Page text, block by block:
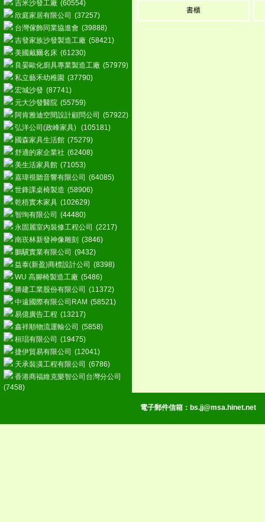
吉米沙發工廠 (60554)
欣庭家居有限公司 (37257)
台灣傢飾同業協進會 (39888)
吉發家族沙發製造工廠 (58421)
美國戴爾名床 (61230)
良晏歐化廚具專業製造工廠 (57979)
私立藝禾幼稚園 (37790)
宏城沙發 (87741)
元大沙發醫院 (55759)
阿肯雅迪空間設計顧問公司 (57922)
弘洋公司(政峰家具) (105181)
國森家具生活館 (75279)
舒適的家企業社 (62408)
美生活家具館 (71053)
嘉瑋視聽音響有限公司 (64085)
世鋒課桌椅製造 (58906)
乾梧實木家具 (102629)
智珣有限公司 (44480)
永固麗室內裝修工程公司 (2217)
南崁林新發神像雕刻 (3846)
鵬驥實業有限公司 (9432)
益泰(新盈)商標設計公司 (8398)
WU 高腳椅製造工廠 (5486)
勝建工業股份有限公司 (11372)
中遠國際有限公司RAM (58521)
易億廣告工程 (13217)
鑫祥順物流運輸公司 (5858)
桓琩有限公司 (19475)
捷伊貿易有限公司 (12041)
天承裝潢工程有限公司 (6786)
香港商福維克樂智公司台灣分公司
(7458)
書櫃
電子郵件信箱： bs.jj@msa.hinet.net